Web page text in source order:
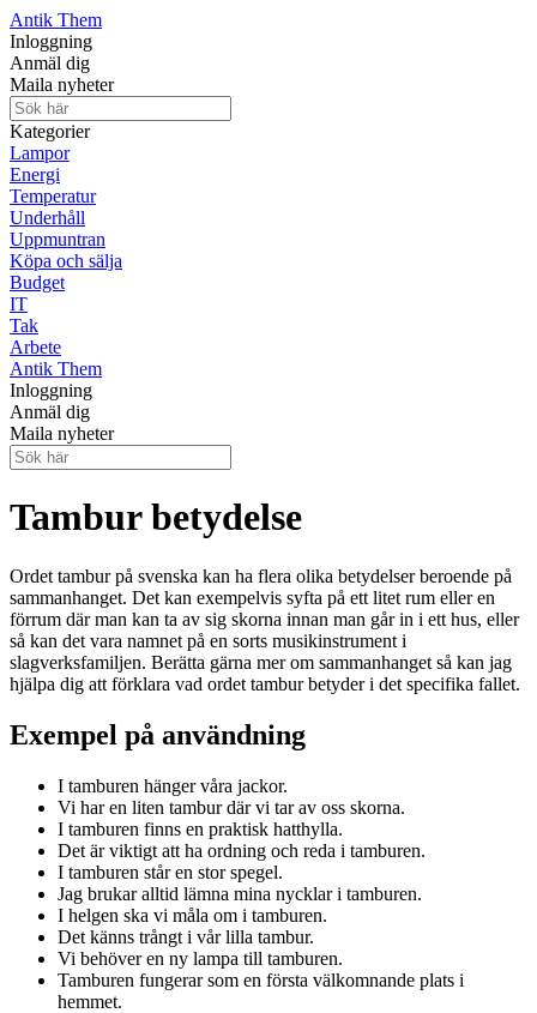
Antik Them
Inloggning
Anmäl dig
Maila nyheter
Kategorier
Lampor
Energi
Temperatur
Underhåll
Uppmuntran
Köpa och sälja
Budget
IT
Tak
Arbete
Antik Them
Inloggning
Anmäl dig
Maila nyheter
Tambur betydelse
Ordet tambur på svenska kan ha flera olika betydelser beroende på
sammanhanget. Det kan exempelvis syfta på ett litet rum eller en
förrum där man kan ta av sig skorna innan man går in i ett hus, eller
så kan det vara namnet på en sorts musikinstrument i
slagverksfamiljen. Berätta gärna mer om sammanhanget så kan jag
hjälpa dig att förklara vad ordet tambur betyder i det specifika fallet.
Exempel på användning
I tamburen hänger våra jackor.
Vi har en liten tambur där vi tar av oss skorna.
I tamburen finns en praktisk hatthylla.
Det är viktigt att ha ordning och reda i tamburen.
I tamburen står en stor spegel.
Jag brukar alltid lämna mina nycklar i tamburen.
I helgen ska vi måla om i tamburen.
Det känns trångt i vår lilla tambur.
Vi behöver en ny lampa till tamburen.
Tamburen fungerar som en första välkomnande plats i
hemmet.